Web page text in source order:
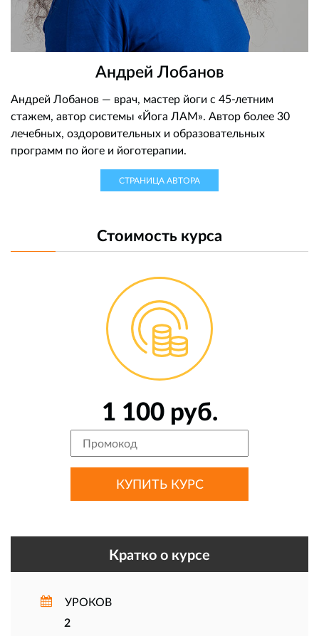
Андрей Лобанов
Андрей Лобанов — врач, мастер йоги с 45-летним
стажем, автор системы «Йога ЛАМ». Автор более 30
лечебных, оздоровительных и образовательных
программ по йоге и йоготерапии.
СТРАНИЦА АВТОРА
Стоимость курса
1 100 руб.
Кратко о курсе
УРОКОВ
2